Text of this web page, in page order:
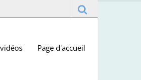
Page d'accueil